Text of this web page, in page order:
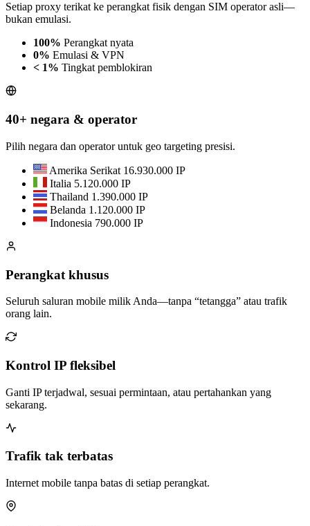
Setiap proxy terikat ke perangkat fisik dengan SIM operator asli—
bukan emulasi.
100% Perangkat nyata
0% Emulasi & VPN
< 1% Tingkat pemblokiran
40+ negara & operator
Pilih negara dan operator untuk geo targeting presisi.
Amerika Serikat 16.930.000 IP
Italia 5.120.000 IP
Thailand 1.390.000 IP
Belanda 1.120.000 IP
Indonesia 790.000 IP
Perangkat khusus
Seluruh saluran mobile milik Anda—tanpa “tetangga” atau trafik
orang lain.
Kontrol IP fleksibel
Ganti IP terjadwal, sesuai permintaan, atau pertahankan yang
sekarang.
Trafik tak terbatas
Internet mobile tanpa batas di setiap perangkat.